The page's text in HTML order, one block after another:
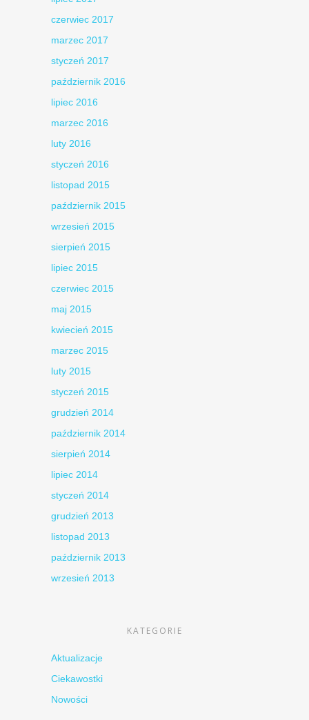
czerwiec 2017
marzec 2017
styczeń 2017
październik 2016
lipiec 2016
marzec 2016
luty 2016
styczeń 2016
listopad 2015
październik 2015
wrzesień 2015
sierpień 2015
lipiec 2015
czerwiec 2015
maj 2015
kwiecień 2015
marzec 2015
luty 2015
styczeń 2015
grudzień 2014
październik 2014
sierpień 2014
lipiec 2014
styczeń 2014
grudzień 2013
listopad 2013
październik 2013
wrzesień 2013
KATEGORIE
Aktualizacje
Ciekawostki
Nowości